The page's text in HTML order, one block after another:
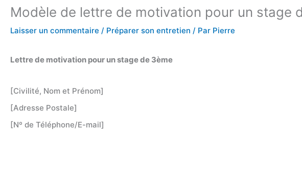
Modèle de lettre de motivation pour un stage
Laisser un commentaire / Préparer son entretien / Par Pierre
Lettre de motivation pour un stage de 3ème
[Civilité, Nom et Prénom]
[Adresse Postale]
[Nº de Téléphone/E-mail]